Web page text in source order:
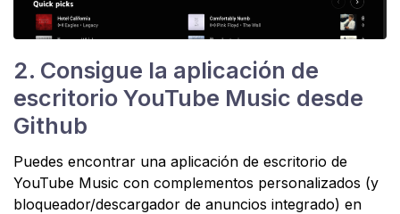
2. Consigue la aplicación de
escritorio YouTube Music desde
Github
Puedes encontrar una aplicación de escritorio de
YouTube Music con complementos personalizados (y
bloqueador/descargador de anuncios integrado) en